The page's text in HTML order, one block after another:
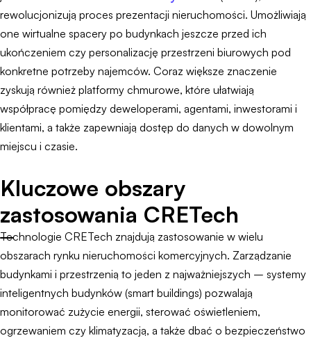
rewolucjonizują proces prezentacji nieruchomości. Umożliwiają
one wirtualne spacery po budynkach jeszcze przed ich
ukończeniem czy personalizację przestrzeni biurowych pod
konkretne potrzeby najemców. Coraz większe znaczenie
zyskują również platformy chmurowe, które ułatwiają
współpracę pomiędzy deweloperami, agentami, inwestorami i
klientami, a także zapewniają dostęp do danych w dowolnym
miejscu i czasie.
Kluczowe obszary
zastosowania CRETech
Technologie CRETech znajdują zastosowanie w wielu
obszarach rynku nieruchomości komercyjnych. Zarządzanie
budynkami i przestrzenią to jeden z najważniejszych – systemy
inteligentnych budynków (smart buildings) pozwalają
monitorować zużycie energii, sterować oświetleniem,
ogrzewaniem czy klimatyzacją, a także dbać o bezpieczeństwo